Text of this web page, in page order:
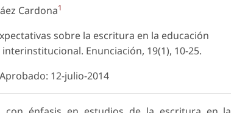
Cardona1
sobre la escritura en la educación
interinstitucional. Enunciación, 19(1), 10-25.
12-julio-2014